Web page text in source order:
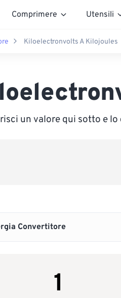
Comprimere Utensili
Kiloelectronvolts A Kilojoules
un valore qui sotto e